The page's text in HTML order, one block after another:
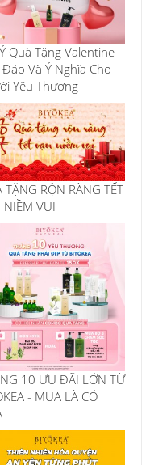
Quà Tặng Valentine
Và Ý Nghĩa Cho
Yêu Thương
TẶNG RỘN RÀNG TẾT
NIỀM VUI
10 ƯU ĐÃI LỚN TỪ
- MUA LÀ CÓ